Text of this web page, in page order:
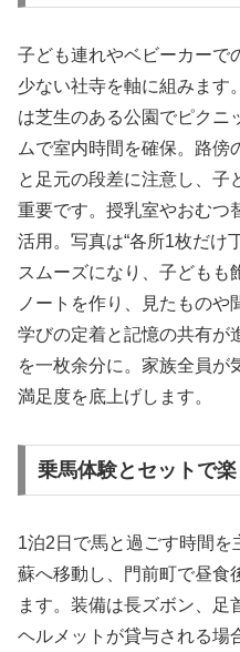
子ども連れやベビーカーで
少ない社寺を軸に組みます
は芝生のある公園でピクニ
ムで室内時間を確保。路傍
と足元の段差に注意し、子
重要です。授乳室やおむつ
活用。写真は“各所1枚だけ
スムーズになり、子どもも
ノートを作り、見たものや
学びの定着と記憶の共有が
を一枚余分に。家族全員が
満足度を底上げします。
乗馬体験とセットで
1泊2日で馬と過ごす時間
蘇へ移動し、門前町で昼食
ます。装備は長ズボン、足
ヘルメットが貸与される場